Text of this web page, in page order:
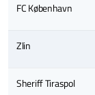
FC København
Zlin
Sheriff Tiraspol